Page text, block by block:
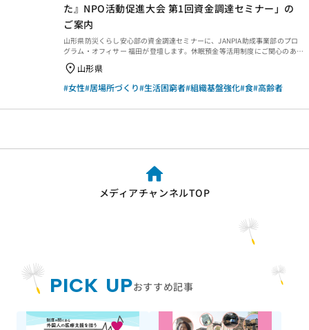
た』NPO活動促進大会 第1回資金調達セミナー」の
ご案内
山形県防災くらし安心部の資金調達セミナーに、JANPIA助成事業部のプロ
グラム・オフィサー 福田が登壇します。休眠預金等活用制度にご関心のある
方々に参考にしていただきたく紹介します。 令和7年度「やまがた」NPO活
動促進大会 第1回資金調達セミナー 山形県主催の「やまがたNPO活動促進大
会 第1回資金調達セミナー」にて、休眠預金等活用制度について紹介しま
す。休眠預金等活用制度にご関心のある方はぜひご参加をご検討ください。
がた社会貢献基金」「休眠預金」を併せてご紹介します。 【イベント情報】
山形県
#女性#居場所づくり#生活困窮者#組織基盤強化#食#高齢者
メディアチャンネルTOP
PICK UPおすすめ記事